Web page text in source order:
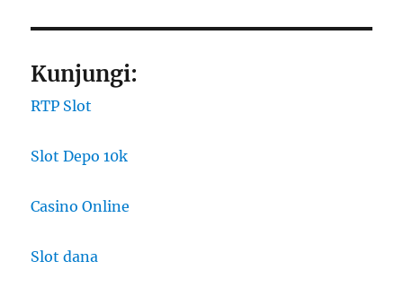
Kunjungi:
RTP Slot
Slot Depo 10k
Casino Online
Slot dana